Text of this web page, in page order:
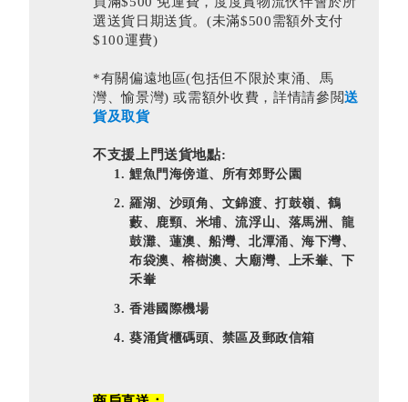
選送貨日期送貨。(未滿$500需額外支付
$100運費)
*有關偏遠地區(包括但不限於東涌、馬
灣、愉景灣) 或需額外收費，詳情請參閲送
貨及取貨
不支援上門送貨地點:
鯉魚門海傍道、所有郊野公園
羅湖、沙頭角、文錦渡、打鼓嶺、鶴
藪、鹿頸、米埔、流浮山、落馬洲、龍
鼓灘、蓮澳、船灣、北潭涌、海下灣、
布袋澳、榕樹澳、大廟灣、上禾輋、下
禾輋
香港國際機場
葵涌貨櫃碼頭、禁區及郵政信箱